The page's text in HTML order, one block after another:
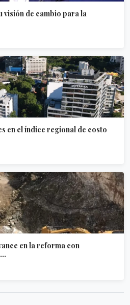
visión de cambio para la
en el índice regional de costo
en la reforma con